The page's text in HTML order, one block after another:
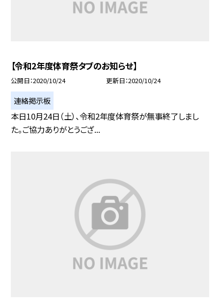
【令和2年度体育祭タブのお知らせ】
公開日 2020/10/24 更新日 2020/10/24
連絡掲示板
本日10月24日（土）、令和2年度体育祭が無事終了しまし
た。ご協力ありがとうござ...